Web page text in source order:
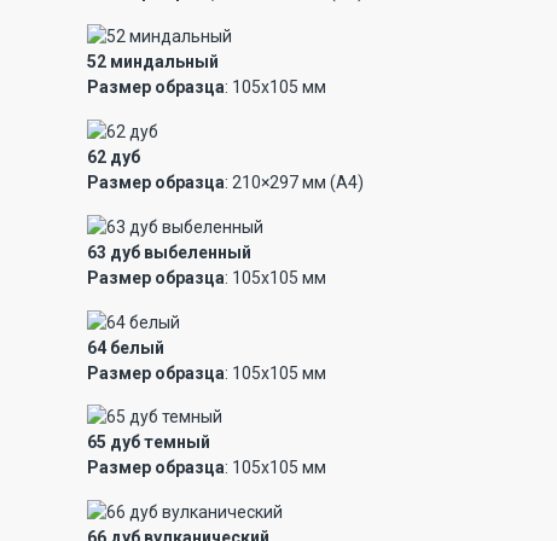
52 миндальный
Размер образца: 105х105 мм
62 дуб
Размер образца: 210×297 мм (А4)
63 дуб выбеленный
Размер образца: 105х105 мм
64 белый
Размер образца: 105х105 мм
65 дуб темный
Размер образца: 105х105 мм